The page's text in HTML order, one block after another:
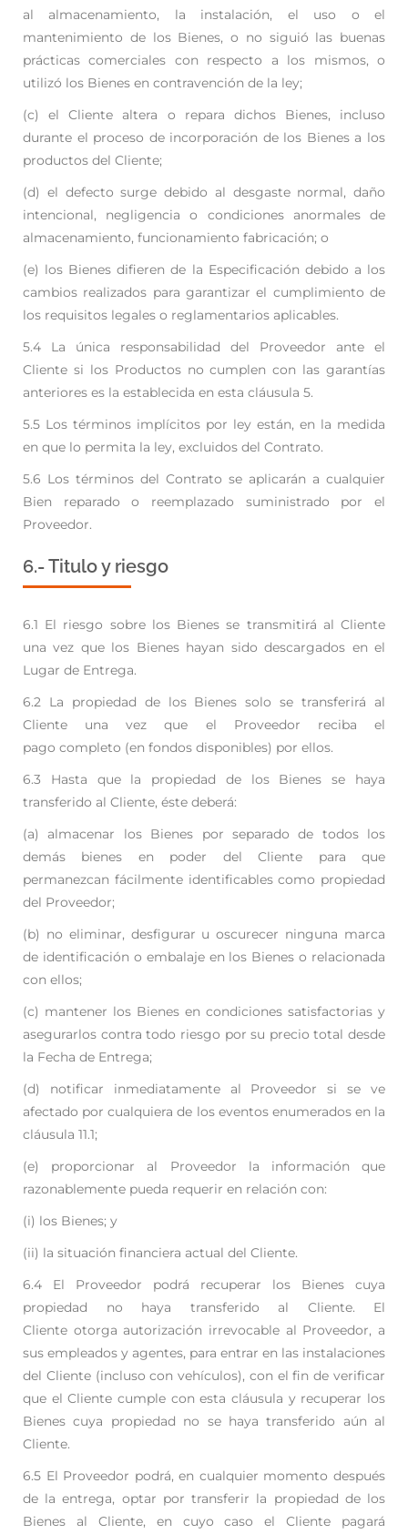
al almacenamiento, la instalación, el uso o el
mantenimiento de los Bienes, o no siguió las buenas
prácticas comerciales con respecto a los mismos, o
utilizó los Bienes en contravención de la ley;
(c) el Cliente altera o repara dichos Bienes, incluso
durante el proceso de incorporación de los Bienes a los
productos del Cliente;
(d) el defecto surge debido al desgaste normal, daño
intencional, negligencia o condiciones anormales de
almacenamiento, funcionamiento fabricación; o
(e) los Bienes difieren de la Especificación debido a los
cambios realizados para garantizarel cumplimiento de
los requisitos legales o reglamentarios aplicables.
5.4 La única responsabilidad del Proveedor ante el
Cliente si los Productos no cumplen con las garantías
anteriores es la establecida en esta cláusula 5.
5.5 Los términos implícitos por ley están, en la medida
en que lo permita la ley, excluidos del Contrato.
5.6 Los términos del Contrato se aplicarán a cualquier
Bien reparado o reemplazado suministrado por el
Proveedor.
6.- Titulo y riesgo
6.1 El riesgo sobre los Bienes se transmitirá al Cliente
una vez que los Bienes hayan sido descargados en el
Lugar de Entrega.
6.2 La propiedad de los Bienes solo se transferirá al
Cliente una vez que el Proveedor reciba el
pago completo (en fondos disponibles) por ellos.
6.3 Hasta que la propiedad de los Bienes se haya
transferido al Cliente, éste deberá:
(a) almacenar los Bienes por separado de todos los
demás bienes en poder del Cliente para que
permanezcan fácilmente identificables como propiedad
del Proveedor;
(b) no eliminar, desfigurar u oscurecer ninguna marca
de identificación o embalaje en los Bienes o relacionada
con ellos;
(c) mantener los Bienes en condiciones satisfactorias y
asegurarlos contra todo riesgo por su precio total desde
la Fecha de Entrega;
(d) notificar inmediatamente al Proveedor si se ve
afectado por cualquiera de los eventos enumerados en la
cláusula 11.1;
(e) proporcionar al Proveedor la información que
razonablemente pueda requerir en relación con:
(i) los Bienes; y
(ii) la situación financiera actual del Cliente.
6.4 El Proveedor podrá recuperar los Bienes cuya
propiedad no haya transferido al Cliente. El
Cliente otorga autorización irrevocable al Proveedor, a
sus empleados y agentes, para entrar en las instalaciones
del Cliente (incluso con vehículos), con el fin de verificar
que el Cliente cumple conesta cláusula y recuperar los
Bienes cuya propiedad no se haya transferido aún al
Cliente.
6.5 El Proveedor podrá, en cualquier momento después
de la entrega, optar por transferir la propiedad de los
Bienes al Cliente, en cuyo caso el Cliente pagará